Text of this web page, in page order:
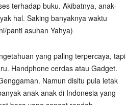
terhadap buku. Akibatnya, anak-
hal. Saking banyaknya waktu
panti asuhan Yahya)
yang paling terpercaya, tapi
Handphone cerdas atau Gadget.
Namun disitu pula letak
anak-anak di Indonesia yang